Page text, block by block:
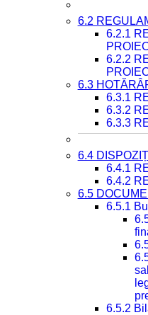
6.2
6.2.1
6.2.2
6.3
6.3.1
6.3.2
6.3.3
6.4
6.4.1
6.4.2
6.5
6.5.1
6.5.2